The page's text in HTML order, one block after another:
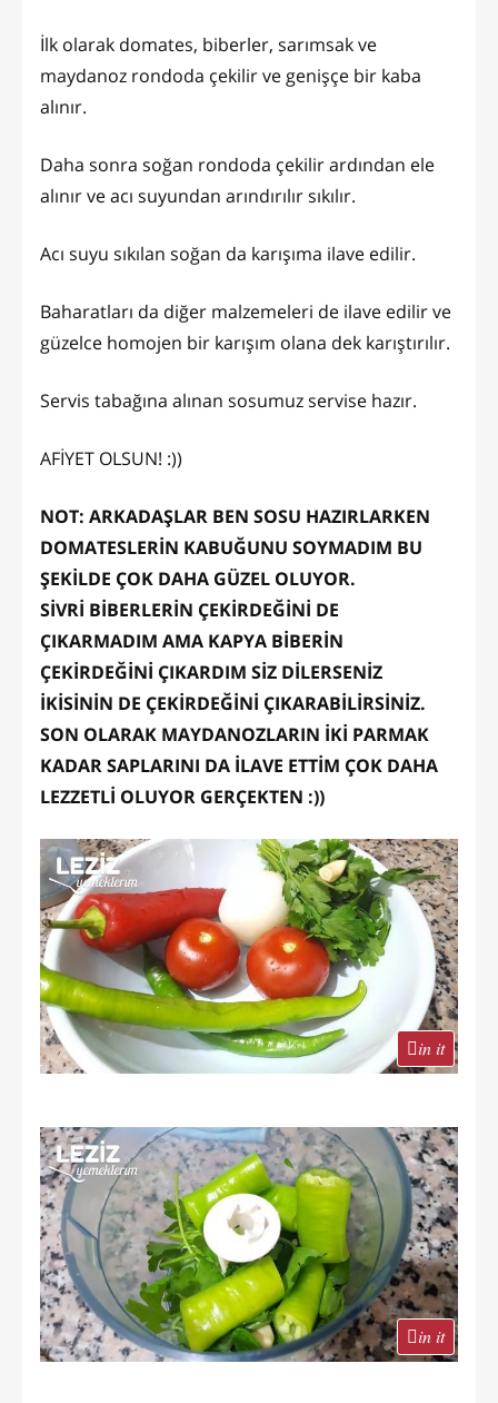
İlk olarak domates, biberler, sarımsak ve
maydanoz rondoda çekilir ve genişçe bir kaba
alınır.
Daha sonra soğan rondoda çekilir ardından ele
alınır ve acı suyundan arındırılır sıkılır.
Acı suyu sıkılan soğan da karışıma ilave edilir.
Baharatları da diğer malzemeleri de ilave edilir ve
güzelce homojen bir karışım olana dek karıştırılır.
Servis tabağına alınan sosumuz servise hazır.
AFİYET OLSUN! :))
NOT: ARKADAŞLAR BEN SOSU HAZIRLARKEN
DOMATESLERİN KABUĞUNU SOYMADIM BU
ŞEKİLDE ÇOK DAHA GÜZEL OLUYOR.
SİVRİ BİBERLERİN ÇEKİRDEĞİNİ DE
ÇIKARMADIM AMA KAPYA BİBERİN
ÇEKİRDEĞİNİ ÇIKARDIM SİZ DİLERSENİZ
İKİSİNİN DE ÇEKİRDEĞİNİ ÇIKARABİLİRSİNİZ.
SON OLARAK MAYDANOZLARIN İKİ PARMAK
KADAR SAPLARINI DA İLAVE ETTİM ÇOK DAHA
LEZZETLİ OLUYOR GERÇEKTEN :))
in it
in it